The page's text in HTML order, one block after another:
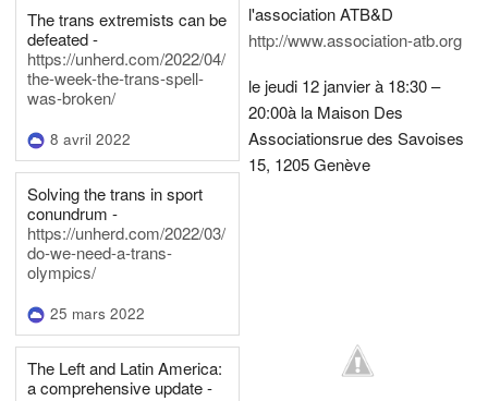
The trans extremists can be
defeated -
https://unherd.com/2022/04/
the-week-the-trans-spell-
was-broken/
8 avril 2022
Solving the trans in sport
conundrum -
https://unherd.com/2022/03/
do-we-need-a-trans-
olympics/
25 mars 2022
The Left and Latin America:
a comprehensive update -
l'association ATB&D
http://www.association-atb.org
le jeudi 12 janvier à 18:30 –
20:00à la Maison Des
Associationsrue des Savoises
15, 1205 Genève